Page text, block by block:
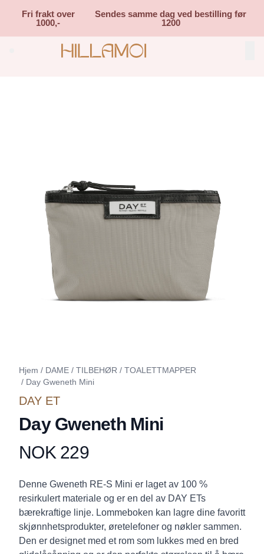
Fri frakt over
1000,-
Sendes samme dag ved bestilling før
1200
Search (⌘K)
Hjem / DAME / TILBEHØR / TOALETTMAPPER
/ Day Gweneth Mini
DAY ET
Day Gweneth Mini
Produktdetaljer
NOK 229
Description
Denne Gweneth RE-S Mini er laget av 100 %
resirkulert materiale og er en del av DAY ETs
bærekraftige linje. Lommeboken kan lagre dine favoritt
skjønnhetsprodukter, øretelefoner og nøkler sammen.
Den er designet med et rom som lukkes med en bred